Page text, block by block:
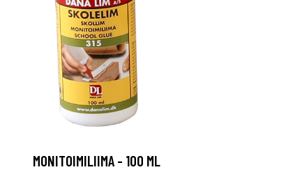
MONITOIMILIIMA - 100 ML